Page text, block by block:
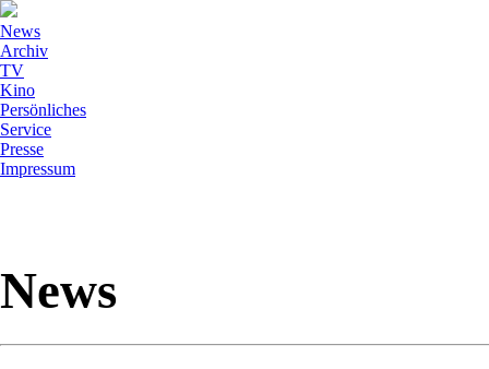
News
Archiv
TV
Kino
Persönliches
Service
Presse
Impressum
News